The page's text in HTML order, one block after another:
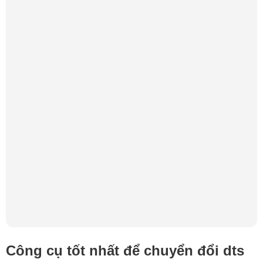
Công cụ tốt nhất để chuyển đổi dts